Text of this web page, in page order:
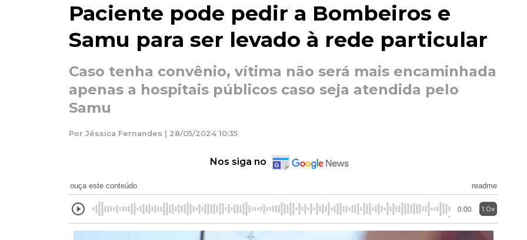
Paciente pode pedir a Bombeiros e
Samu para ser levado à rede particular
Caso tenha convênio, vítima não será mais encaminhada
apenas a hospitais públicos caso seja atendida pelo
Samu
Por Jéssica Fernandes | 28/05/2024 10:35
Nos siga no
ouça este conteúdo readme
0:00 1.0x